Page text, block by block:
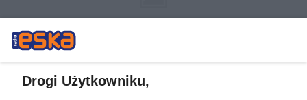
Drogi Użytkowniku,